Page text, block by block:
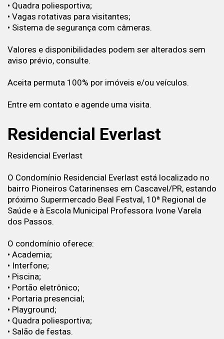
• Quadra poliesportiva;
• Vagas rotativas para visitantes;
• Sistema de segurança com câmeras.
Valores e disponibilidades podem ser alterados sem
aviso prévio, consulte.
Aceita permuta 100% por imóveis e/ou veículos.
Entre em contato e agende uma visita.
Residencial Everlast
Residencial Everlast
O Condomínio Residencial Everlast está localizado no
bairro Pioneiros Catarinenses em Cascavel/PR, estando
próximo Supermercado Beal Festval, 10ª Regional de
Saúde e à Escola Municipal Professora Ivone Varela
dos Passos.
O condomínio oferece:
• Academia;
• Interfone;
• Piscina;
• Portão eletrônico;
• Portaria presencial;
• Playground;
• Quadra poliesportiva;
• Salão de festas.